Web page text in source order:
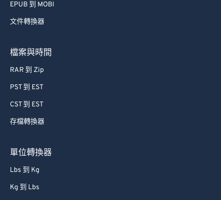
EPUB 到 MOBI
文件轉換器
檔案與時間
RAR 到 Zip
PST 到 EST
CST 到 EST
存檔轉換器
單位轉換器
Lbs 到 Kg
Kg 到 Lbs